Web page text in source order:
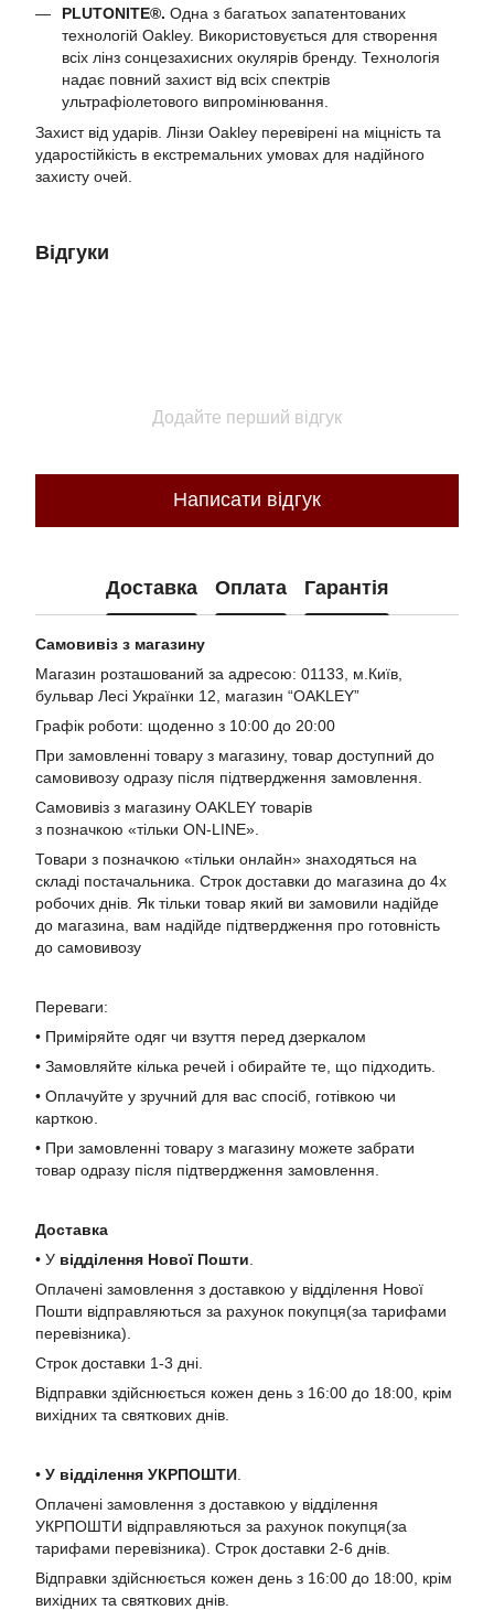
PLUTONITE®. Одна з багатьох запатентованих
технологій Oakley. Використовується для створення
всіх лінз сонцезахисних окулярів бренду. Технологія
надає повний захист від всіх спектрів
ультрафіолетового випромінювання.
Захист від ударів. Лінзи Oakley перевірені на міцність та
ударостійкість в екстремальних умовах для надійного
захисту очей.
Відгуки
Додайте перший відгук
Написати відгук
Доставка Оплата Гарантія
Самовивіз з магазину
Магазин розташований за адресою: 01133, м.Київ,
бульвар Лесі Українки 12, магазин “OAKLEY”
Графік роботи: щоденно з 10:00 до 20:00
При замовленні товару з магазину, товар доступний до
самовивозу одразу після підтвердження замовлення.
Самовивіз з магазину OAKLEY товарів
з позначкою «тільки ON-LINE».
Товари з позначкою «тільки онлайн» знаходяться на
складі постачальника. Строк доставки до магазина до 4х
робочих днів. Як тільки товар який ви замовили надійде
до магазина, вам надійде підтвердження про готовність
до самовивозу
Переваги:
• Приміряйте одяг чи взуття перед дзеркалом
• Замовляйте кілька речей і обирайте те, що підходить.
• Оплачуйте у зручний для вас спосіб, готівкою чи
карткою.
• При замовленні товару з магазину можете забрати
товар одразу після підтвердження замовлення.
Доставка
• У відділення Нової Пошти
Оплачені замовлення з доставкою у відділення Нової
Пошти відправляються за рахунок покупця(за тарифами
перевізника).
Строк доставки 1-3 дні.
Відправки здійснюється кожен день з 16:00 до 18:00, крім
вихідних та святкових днів.
• У відділення УКРПОШТИ
Оплачені замовлення з доставкою у відділення
УКРПОШТИ відправляються за рахунок покупця(за
тарифами перевізника). Строк доставки 2-6 днів.
Відправки здійснюється кожен день з 16:00 до 18:00, крім
вихідних та святкових днів.